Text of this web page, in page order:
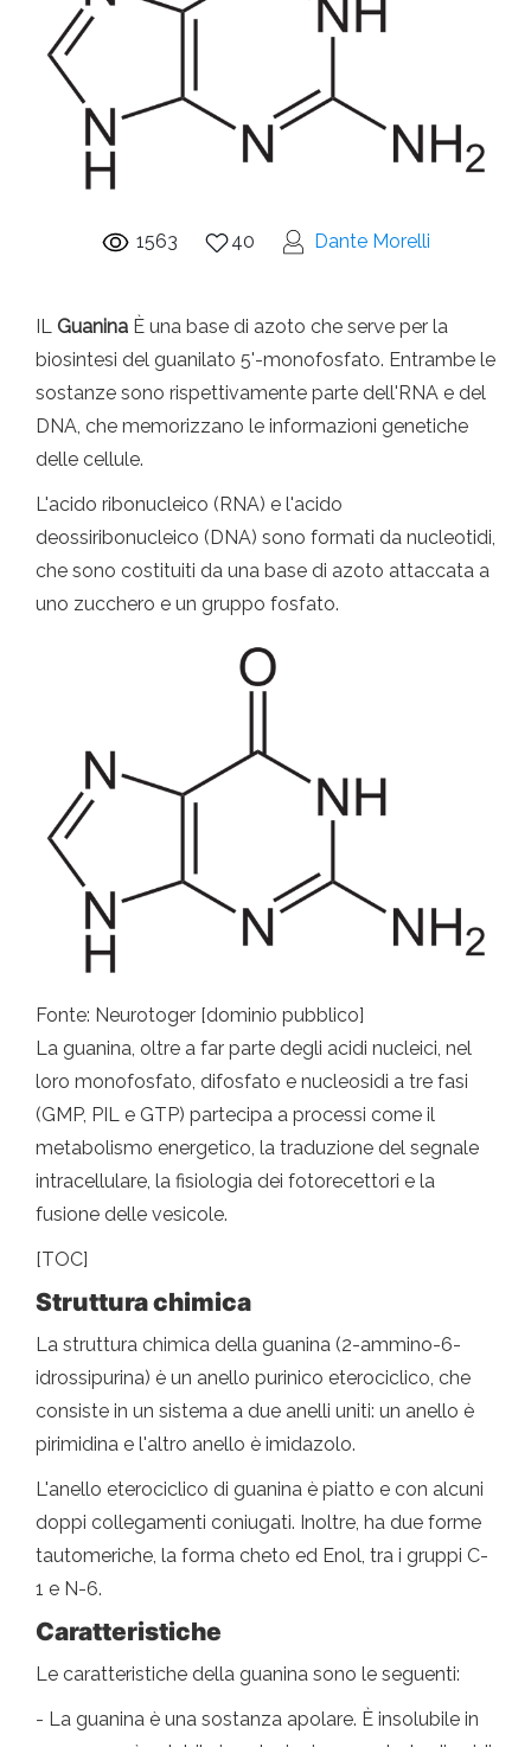
1563 40 Dante Morelli
IL Guanina È una base di azoto che serve per la
biosintesi del guanilato 5'-monofosfato. Entrambe le
sostanze sono rispettivamente parte dell'RNA e del
DNA, che memorizzano le informazioni genetiche
delle cellule.
L'acido ribonucleico (RNA) e l'acido
deossiribonucleico (DNA) sono formati da nucleotidi,
che sono costituiti da una base di azoto attaccata a
uno zucchero e un gruppo fosfato.
Fonte: Neurotoger [dominio pubblico]
La guanina, oltre a far parte degli acidi nucleici, nel
loro monofosfato, difosfato e nucleosidi a tre fasi
(GMP, PIL e GTP) partecipa a processi come il
metabolismo energetico, la traduzione del segnale
intracellulare, la fisiologia dei fotorecettori e la
fusione delle vesicole.
[TOC]
Struttura chimica
La struttura chimica della guanina (2-ammino-6-
idrossipurina) è un anello purinico eterociclico, che
consiste in un sistema a due anelli uniti: un anello è
pirimidina e l'altro anello è imidazolo.
L'anello eterociclico di guanina è piatto e con alcuni
doppi collegamenti coniugati. Inoltre, ha due forme
tautomeriche, la forma cheto ed Enol, tra i gruppi C-
1 e N-6.
Caratteristiche
Le caratteristiche della guanina sono le seguenti:
- La guanina è una sostanza apolare. È insolubile in